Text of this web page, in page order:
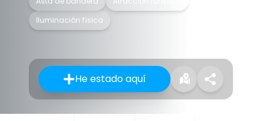
Iluminación física
He estado aquí